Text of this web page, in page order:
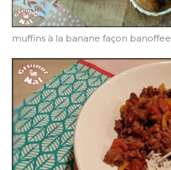
muffins à la banane façon banoffee